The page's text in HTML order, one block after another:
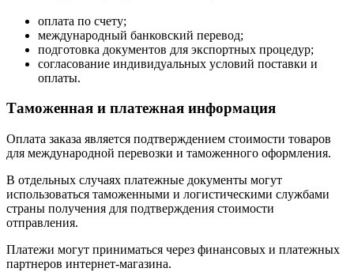
оплата по счету;
международный банковский перевод;
подготовка документов для экспортных процедур;
согласование индивидуальных условий поставки и
оплаты.
Таможенная и платежная информация
Оплата заказа является подтверждением стоимости товаров
для международной перевозки и таможенного оформления.
В отдельных случаях платежные документы могут
использоваться таможенными и логистическими службами
страны получения для подтверждения стоимости
отправления.
Платежи могут приниматься через финансовых и платежных
партнеров интернет-магазина.